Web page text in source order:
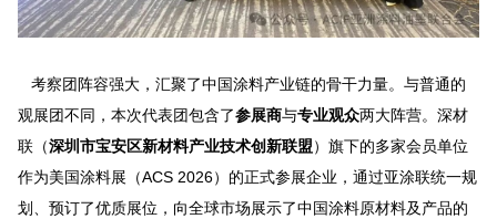
考察团阵容强大，汇聚了中国涂料产业链的骨干力量。 与普通的
观展团不同，本次代表团包含了参展商与专业观众两大阵营。 深材
联 （深圳市宝安区新材料产业技术创新联盟）旗下的多家会员单位
作为美国涂料展（ACS 2026）的正式参展企业，通过亚涂联统一规
划、预订了优质展位，向全球市场展示了中国涂料原材料及产品的